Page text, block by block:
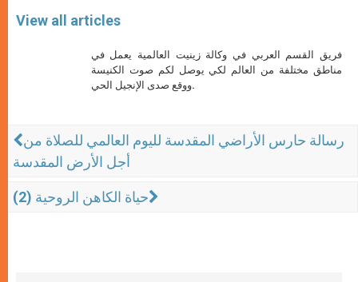
View all articles
فريق القسم العربي في وكالة زينيت العالمية يعمل في
مناطق مختلفة من العالم لكي يوصل لكم صوت الكنيسة
ووقع صدى الإنجيل الحي.
رسالة حارس الأراضي المقدسة لليوم العالمي للصلاة من
أجل الأرض المقدسة
حياة الكاهن الروحية (2)